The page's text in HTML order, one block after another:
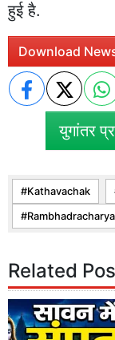
हुई है.
Download
युगांतर
Kathavachak
Related